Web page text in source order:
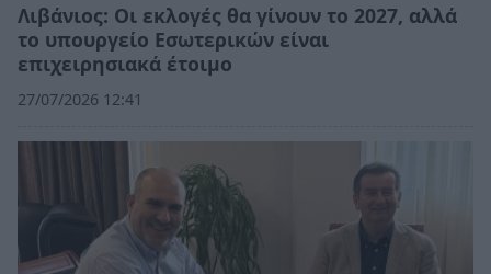
Λιβάνιος: Οι εκλογές θα γίνουν το 2027, αλλά
το υπουργείο Εσωτερικών είναι
επιχειρησιακά έτοιμο
27/07/2026 12:41